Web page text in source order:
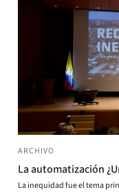
ARCHIVO
La automatización
La inequidad fue el tema